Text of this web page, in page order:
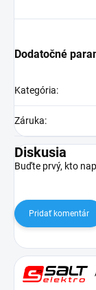
Dodatočné
Kategória:
Záruka:
Diskusia
Buďte prvý, kto
Pridať komentár